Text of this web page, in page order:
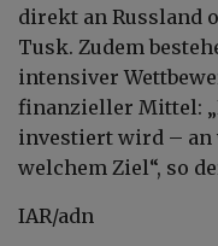
direkt an Russland
Tusk. Zudem
intensiver
finanzieller Mittel:
investiert wird – an
welchem Ziel“, so
IAR/adn